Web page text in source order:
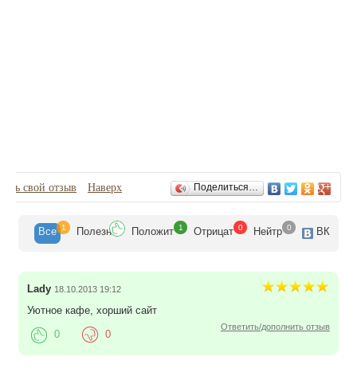
Отзывы
свой отзыв Наверх Поделиться…
Все 1 Полезн Положит 1 Отрицат 0 Нейтр 0 ВК
Lady 18.10.2013 19:12
Уютное кафе, хорший сайт
Ответить/дополнить отзыв
0 0